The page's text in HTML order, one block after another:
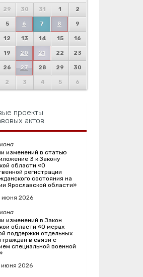
29 30 31 1 2
5 6 7 8 9
12 13 14 15 16
19 20 21 22 23
26 27 28 29 30
2 3 4 5 6
проекты
актов
изменений в статью
3 к Закону
области «О
регистрации
состояния на
Ярославской области»
июня 2026
изменений в Закон
области «О мерах
поддержки отдельных
граждан в связи с
специальной военной
июня 2026